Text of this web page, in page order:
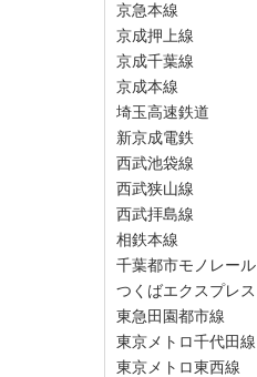
京急本線
京成押上線
京成千葉線
京成本線
埼玉高速鉄道
新京成電鉄
西武池袋線
西武狭山線
西武拝島線
相鉄本線
千葉都市モノレール
つくばエクスプレス
東急田園都市線
東京メトロ千代田線
東京メトロ東西線